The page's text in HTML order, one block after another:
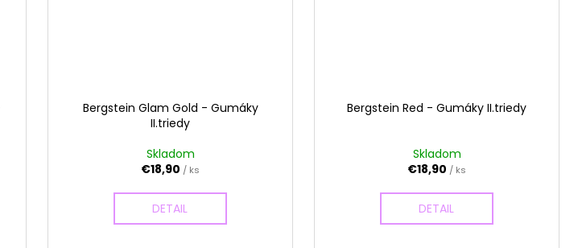
Bergstein Glam Gold - Gumáky
II.triedy
Skladom
€18,90 / ks
DETAIL
Bergstein Red - Gumáky II.triedy
Skladom
€18,90 / ks
DETAIL